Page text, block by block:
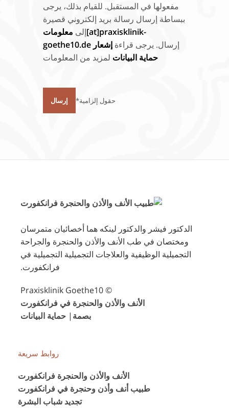
مفعولها في المستقبل. للقيام بذلك، يرجى
ببساطة إرسال رسالة بريد إلكتروني قصيرة
إلى معلومات[at]praxisklinik-
goethe10.de
إرسال. يرجى قراءة إشعار
حماية البيانات لمزيد من المعلومات
*حقول إلزامية
الدكتور فيشر والدكتور لينكه هما أخصائيان متمرسان
ومختصان في طب الأنف والأذن والحنجرة والجراحة
التجميلية الوظيفية والعلاجات التجميلية التجميلية في
فرانكفورت.
© Praxisklinik Goethe10
الأنف والأذن والحنجرة في فرانكفورت
بصمة | حماية البيانات
روابط سريعة
الأنف والأذن والحنجرة فرانكفورت
طبيب أنف وأذن وحنجرة في فرانكفورت
تجديد شباب البشرة